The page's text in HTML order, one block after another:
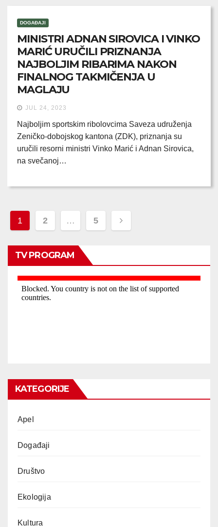
DOGAĐAJI
MINISTRI ADNAN SIROVICA I VINKO
MARIĆ URUČILI PRIZNANJA
NAJBOLJIM RIBARIMA NAKON
FINALNOG TAKMIČENJA U
MAGLAJU
JUL 24, 2023
Najboljim sportskim ribolovcima Saveza udruženja
Zeničko-dobojskog kantona (ZDK), priznanja su
uručili resorni ministri Vinko Marić i Adnan Sirovica,
na svečanoj…
Posts
pagination
1 2 … 5
TV PROGRAM
KATEGORIJE
Apel
Događaji
Društvo
Ekologija
Kultura